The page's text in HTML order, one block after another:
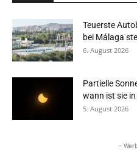
Teuerste
bei Málaga
6. August 2026
Partielle
wann ist sie
5. August 2026
-